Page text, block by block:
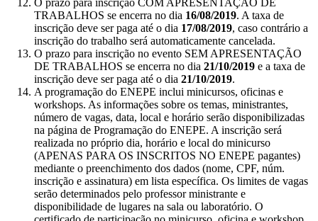
TRABALHOS se encerra no dia 16/08/2019. A taxa de
inscrição deve ser paga até o dia 17/08/2019, caso contrário a
inscrição do trabalho será automaticamente cancelada.
O prazo para inscrição no evento SEM APRESENTAÇÃO
DE TRABALHOS se encerra no dia 21/10/2019 e a taxa de
inscrição deve ser paga até o dia 21/10/2019.
A programação do ENEPE inclui minicursos, oficinas e
workshops. As informações sobre os temas, ministrantes,
número de vagas, data, local e horário serão disponibilizadas
na página de Programação do ENEPE. A inscrição será
realizada no próprio dia, horário e local do minicurso
(APENAS PARA OS INSCRITOS NO ENEPE pagantes)
mediante o preenchimento dos dados (nome, CPF, núm.
inscrição e assinatura) em lista específica. Os limites de vagas
serão determinados pelo professor ministrante e
disponibilidade de lugares na sala ou laboratório. O